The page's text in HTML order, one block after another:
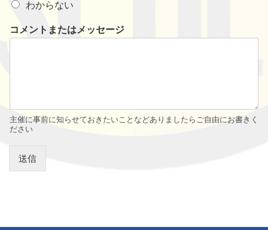
わからない
コメントまたはメッセージ
主催に事前に知らせておきたいことなどありましたらご自由にお書きく
ださい
送信